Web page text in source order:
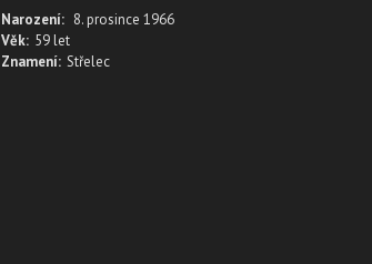
Narození: 8. prosince 1966
Věk: 59 let
Znamení: Střelec